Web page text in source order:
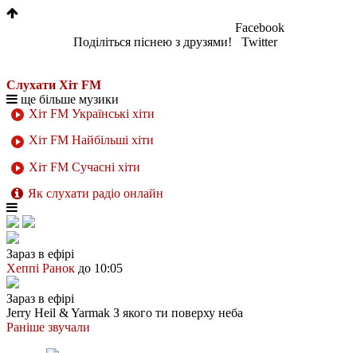
Поділіться піснею з друзями!
Facebook
Twitter
Слухати Хіт FM
ще більше музики
Хіт FM Українські хіти
Хіт FM Найбільші хіти
Хіт FM Сучасні хіти
Як слухати радіо онлайн
Зараз в ефірі
Хеппі Ранок до 10:05
Зараз в ефірі
Jerry Heil & Yarmak З якого ти поверху неба
Раніше звучали